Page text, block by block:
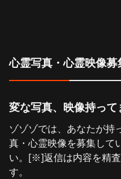
心霊写真・心霊映像募
変な写真、映像持って
ゾゾゾでは、あなたが持
真・心霊映像を募集して
い。[※]返信は内容を精
す。